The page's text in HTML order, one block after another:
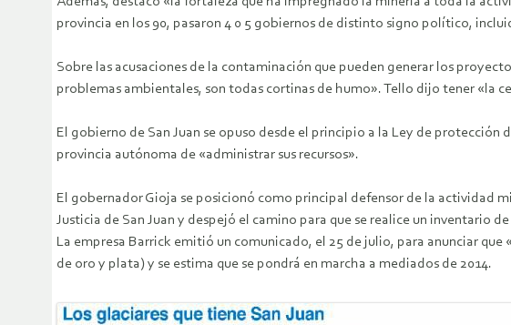
provincia en los 90, pasaron 4 0 5 gobiernos de distinto signo político,
Sobre las acusaciones de la contaminación que pueden generar los
problemas ambientales, son todas cortinas de humo». Tello dijo tener «la
El gobierno de San Juan se opuso desde el principio a la Ley de
provincia autónoma de «administrar sus recursos».
El gobernador Gioja se posicionó como principal defensor de la actividad
Justicia de San Juan y despejó el camino para que se realice un inventario
La empresa Barrick emitió un comunicado, el 25 de julio, para anunciar
de oro y plata) y se estima que se pondrá en marcha a mediados de 2014.